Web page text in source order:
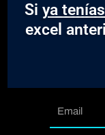
Si ya
excel
Email